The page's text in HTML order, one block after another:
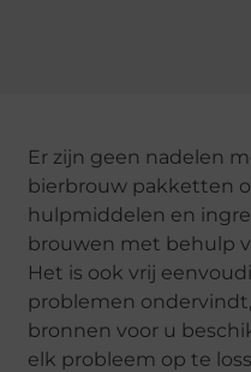
Er zijn geen nadelen
bierbrouw pakketten
hulpmiddelen en
brouwen met behulp
Het is ook vrij
problemen
bronnen voor u
elk probleem op te